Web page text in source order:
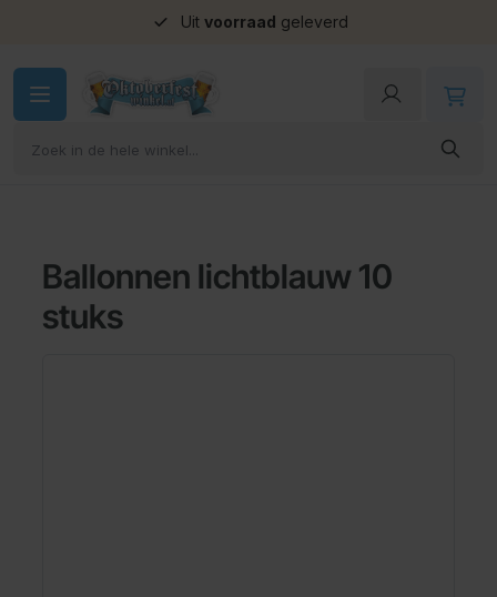
Uit voorraad geleverd
Ballonnen lichtblauw 10
stuks